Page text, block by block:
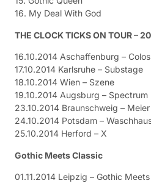
16. My Deal With God
THE CLOCK TICKS ON TOUR –
16.10.2014 Aschaffenburg –
17.10.2014 Karlsruhe – Substage
18.10.2014 Wien – Szene
19.10.2014 Augsburg – Spectrum
23.10.2014 Braunschweig – Meier
24.10.2014 Potsdam –
25.10.2014 Herford – X
Gothic Meets Classic
01.11.2014 Leipzig – Gothic